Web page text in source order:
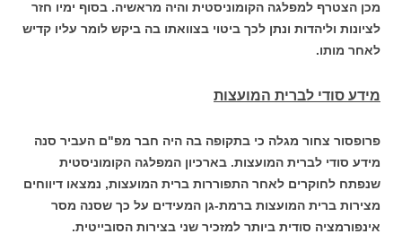
מכן הצטרף למפלגה הקומוניסטית והיה מראשיה. בסוף ימיו חזר
לציונות וליהדות ונתן לכך ביטוי בצוואתו בה ביקש לומר עליו קדיש
לאחר מותו.
מידע סודי לברית המועצות
פרופסור צחור מגלה כי בתקופה בה היה חבר מפ"ם העביר סנה
מידע סודי לברית המועצות. בארכיון המפלגה הקומוניסטית
שנפתח לחוקרים לאחר התפוררות ברית המועצות, נמצאו דיווחים
מצירות ברית המועצות ברמת-גן המעידים על כך שסנה מסר
אינפורמציה סודית ביותר למזכיר שני בצירות הסובייטית.